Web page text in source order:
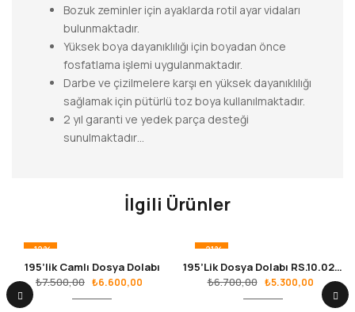
Bozuk zeminler için ayaklarda rotil ayar vidaları
bulunmaktadır.
Yüksek boya dayanıklılığı için boyadan önce
fosfatlama işlemi uygulanmaktadır.
Darbe ve çizilmelere karşı en yüksek dayanıklılığı
sağlamak için pütürlü toz boya kullanılmaktadır.
2 yıl garanti ve yedek parça desteği
sunulmaktadır…
İlgili Ürünler
-12%
195’lik Camlı Dosya Dolabı
₺7.500,00 ₺6.600,00
-21%
195’Lik Dosya Dolabı RS.10.02.01
₺6.700,00 ₺5.300,00